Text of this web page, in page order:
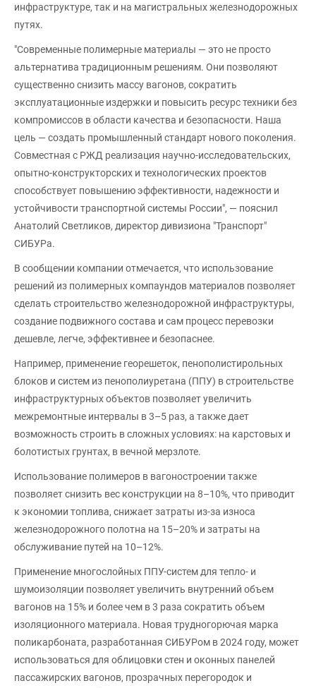
инфраструктуре, так и на магистральных железнодорожных
путях.
"Современные полимерные материалы — это не просто
альтернатива традиционным решениям. Они позволяют
существенно снизить массу вагонов, сократить
эксплуатационные издержки и повысить ресурс техники без
компромиссов в области качества и безопасности. Наша
цель — создать промышленный стандарт нового поколения.
Совместная с РЖД реализация научно-исследовательских,
опытно-конструкторских и технологических проектов
способствует повышению эффективности, надежности и
устойчивости транспортной системы России", — пояснил
Анатолий Светликов, директор дивизиона "Транспорт"
СИБУРа.
В сообщении компании отмечается, что использование
решений из полимерных компаундов материалов позволяет
сделать строительство железнодорожной инфраструктуры,
создание подвижного состава и сам процесс перевозки
дешевле, легче, эффективнее и безопаснее.
Например, применение георешеток, пенополистирольных
блоков и систем из пенополиуретана (ППУ) в строительстве
инфраструктурных объектов позволяет увеличить
межремонтные интервалы в 3–5 раз, а также дает
возможность строить в сложных условиях: на карстовых и
болотистых грунтах, в вечной мерзлоте.
Использование полимеров в вагоностроении также
позволяет снизить вес конструкции на 8–10%, что приводит
к экономии топлива, снижает затраты из-за износа
железнодорожного полотна на 15–20% и затраты на
обслуживание путей на 10–12%.
Применение многослойных ППУ-систем для тепло- и
шумоизоляции позволяет увеличить внутренний объем
вагонов на 15% и более чем в 3 раза сократить объем
изоляционного материала. Новая трудногорючая марка
поликарбоната, разработанная СИБУРом в 2024 году, может
использоваться для облицовки стен и оконных панелей
пассажирских вагонов, прозрачных перегородок и